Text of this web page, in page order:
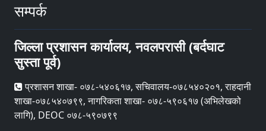
सम्पर्क
जिल्ला प्रशासन कार्यालय, नवलपरासी (बर्दघाट
सुस्ता पूर्व)
प्रशासन शाखा- ०७८-५४०६१७, सचिवालय-०७८५४०२०१, राहदानी
शाखा-०७८५४०७९९, नागरिकता शाखा- ०७८-५९०६१७ (अभिलेखको
लागि), DEOC ०७८-५९०७९९